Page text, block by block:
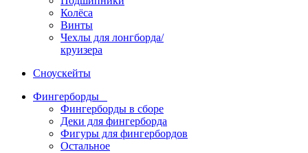
Колёса
Винты
Чехлы для лонгборда/
круизера
Сноускейты
Фингерборды
Фингерборды в сборе
Деки для фингерборда
Фигуры для фингербордов
Остальное